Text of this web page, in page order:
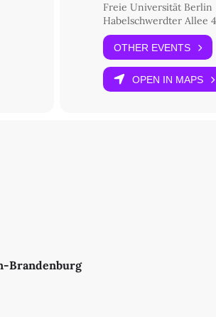
Freie Universität Berlin
Habelschwerdter Allee
OTHER EVENTS
OPEN IN MAPS
Brandenburg